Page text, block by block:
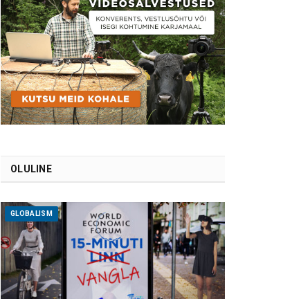
OLULINE
GLOBALISM